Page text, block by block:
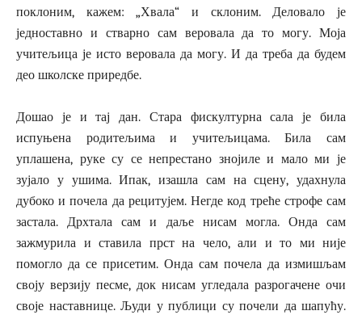
поклоним, кажем: „Хвала“ и склоним. Деловало је
једноставно и стварно сам веровала да то могу. Моја
учитељица је исто веровала да могу. И да треба да будем
део школске приредбе.
Дошао је и тај дан. Стара фискултурна сала је била
испуњена родитељима и учитељицама. Била сам
уплашена, руке су се непрестано знојиле и мало ми је
зујало у ушима. Ипак, изашла сам на сцену, удахнула
дубоко и почела да рецитујем. Негде код треће строфе сам
застала. Дрхтала сам и даље нисам могла. Онда сам
зажмурила и ставила прст на чело, али и то ми није
помогло да се присетим. Онда сам почела да измишљам
своју верзију песме, док нисам угледала разрогачене очи
своје наставнице. Људи у публици су почели да шапућу.